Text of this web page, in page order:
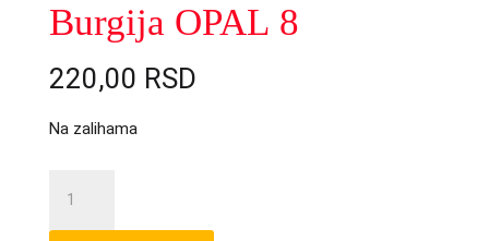
Burgija OPAL 8
220,00 RSD
Na zalihama